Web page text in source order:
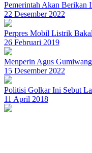
Pemerintah Akan Berikan
22 Desember 2022
Perpres Mobil Listrik
26 Februari 2019
Menperin Agus
15 Desember 2022
Politisi Golkar Ini Sebut
11 April 2018